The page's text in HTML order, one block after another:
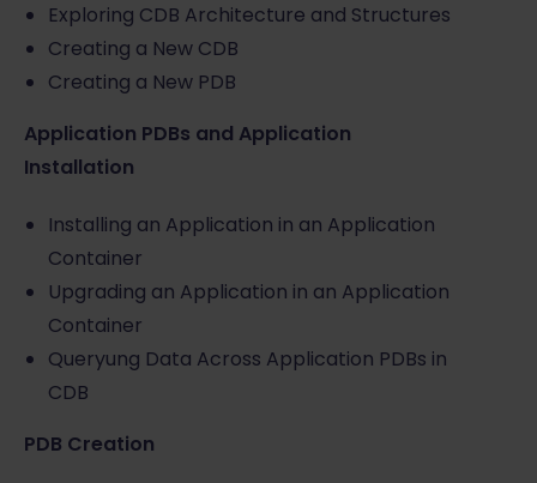
Exploring CDB Architecture and Structures
Creating a New CDB
Creating a New PDB
Application PDBs and Application
Installation
Installing an Application in an Application
Container
Upgrading an Application in an Application
Container
Queryung Data Across Application PDBs in
CDB
PDB Creation